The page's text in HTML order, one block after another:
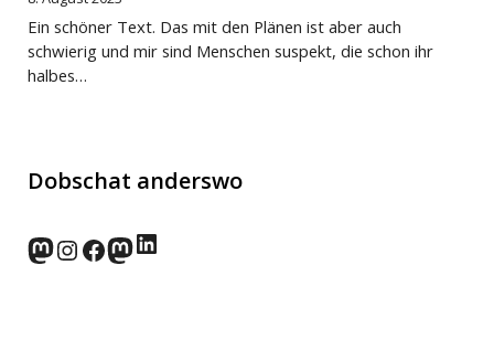
Ein schöner Text. Das mit den Plänen ist aber auch
schwierig und mir sind Menschen suspekt, die schon ihr
halbes…
Dobschat anderswo
norden.social
Instagram
Facebook
wp-punks.social
LinkedIn